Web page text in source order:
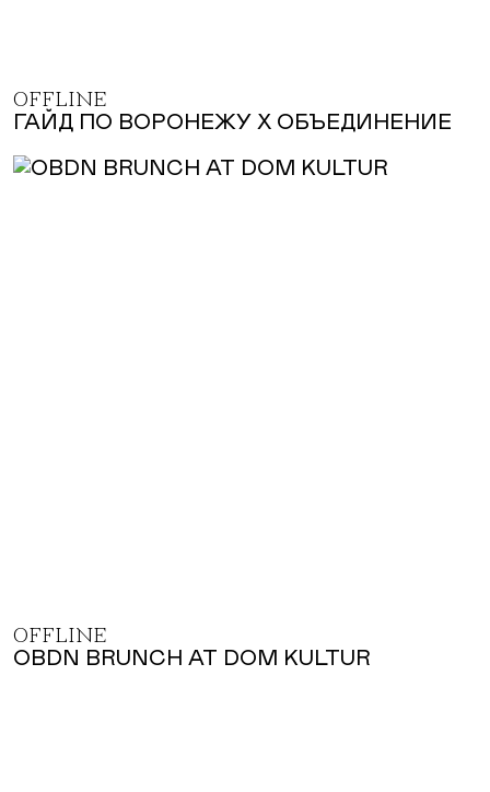
OFFLINE
ГАЙД ПО ВОРОНЕЖУ Х ОБЪЕДИНЕНИЕ
OFFLINE
OBDN BRUNCH AT DOM KULTUR